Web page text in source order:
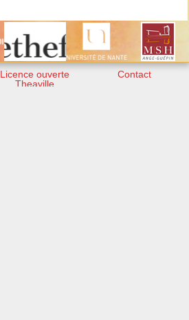
Licence ouverte
Theaville
Contact